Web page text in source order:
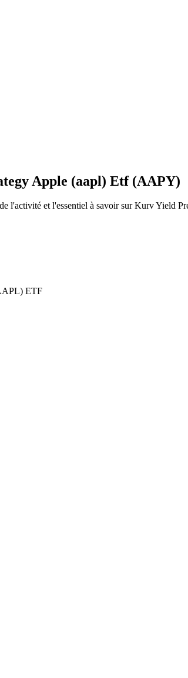
Apple (aapl) Etf (AAPY)
l'activité et l'essentiel à savoir sur Kurv Yield
ETF